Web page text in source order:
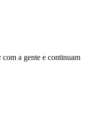
com a gente e continuam